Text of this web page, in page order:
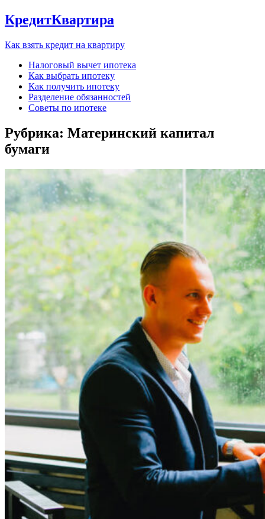
КредитКвартира
Как взять кредит на квартиру
Налоговый вычет ипотека
Как выбрать ипотеку
Как получить ипотеку
Разделение обязанностей
Советы по ипотеке
Рубрика: Материнский капитал
бумаги